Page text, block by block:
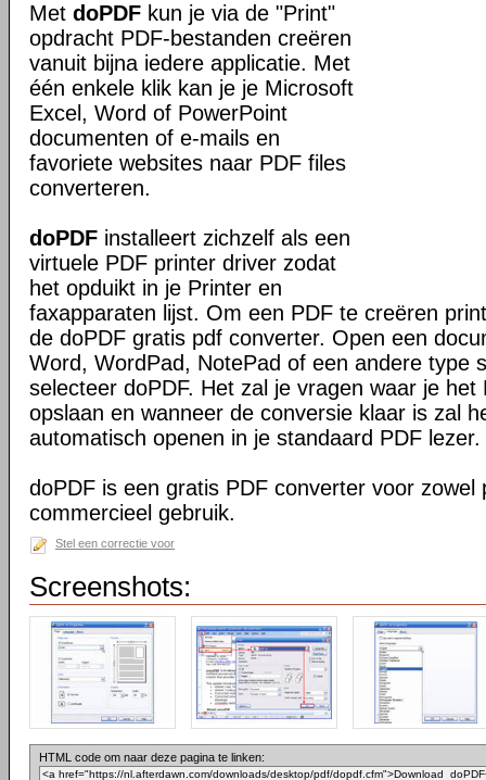
Met doPDF kun je via de "Print"
opdracht PDF-bestanden creëren
vanuit bijna iedere applicatie. Met
één enkele klik kan je je Microsoft
Excel, Word of PowerPoint
documenten of e-mails en
favoriete websites naar PDF files
converteren.
doPDF installeert zichzelf als een
virtuele PDF printer driver zodat
het opduikt in je Printer en
faxapparaten lijst. Om een PDF te creëren
de doPDF gratis pdf converter. Open een
Word, WordPad, NotePad of een andere type
selecteer doPDF. Het zal je vragen waar je het
opslaan en wanneer de conversie klaar is zal
automatisch openen in je standaard PDF lezer.
doPDF is een gratis PDF converter voor zowel
commercieel gebruik.
Stel een correctie voor
Screenshots:
HTML code om naar deze pagina te linken: